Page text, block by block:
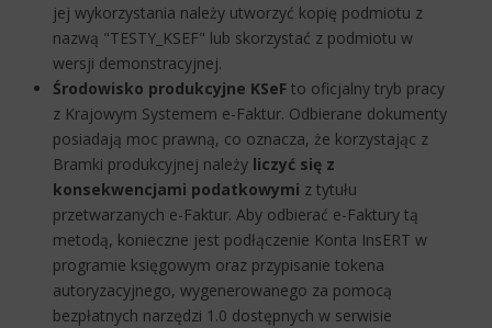
jej wykorzystania należy utworzyć kopię podmiotu z
nazwą "TESTY_KSEF" lub skorzystać z podmiotu w
wersji demonstracyjnej.
Środowisko produkcyjne KSeF to oficjalny tryb pracy
z Krajowym Systemem e-Faktur. Odbierane dokumenty
posiadają moc prawną, co oznacza, że korzystając z
Bramki produkcyjnej należy liczyć się z
konsekwencjami podatkowymi z tytułu
przetwarzanych e-Faktur. Aby odbierać e-Faktury tą
metodą, konieczne jest podłączenie Konta InsERT w
programie księgowym oraz przypisanie tokena
autoryzacyjnego, wygenerowanego za pomocą
bezpłatnych narzędzi 1.0 dostępnych w serwisie